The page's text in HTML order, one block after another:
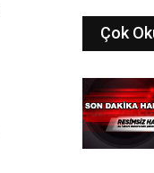
Çok